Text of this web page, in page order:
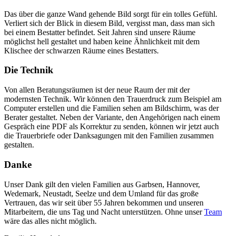
Das über die ganze Wand gehende Bild sorgt für ein tolles Gefühl.
Verliert sich der Blick in diesem Bild, vergisst man, dass man sich
bei einem Bestatter befindet. Seit Jahren sind unsere Räume
möglichst hell gestaltet und haben keine Ähnlichkeit mit dem
Klischee der schwarzen Räume eines Bestatters.
Die Technik
Von allen Beratungsräumen ist der neue Raum der mit der
modernsten Technik. Wir können den Trauerdruck zum Beispiel am
Computer erstellen und die Familien sehen am Bildschirm, was der
Berater gestaltet. Neben der Variante, den Angehörigen nach einem
Gespräch eine PDF als Korrektur zu senden, können wir jetzt auch
die Trauerbriefe oder Danksagungen mit den Familien zusammen
gestalten.
Danke
Unser Dank gilt den vielen Familien aus Garbsen, Hannover,
Wedemark, Neustadt, Seelze und dem Umland für das große
Vertrauen, das wir seit über 55 Jahren bekommen und unseren
Mitarbeitern, die uns Tag und Nacht unterstützen. Ohne unserTeam
wäre das alles nicht möglich.